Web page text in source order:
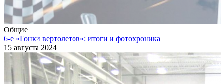
Общие
6-е «Гонки вертолетов»: итоги и фотохроника
15 августа 2024